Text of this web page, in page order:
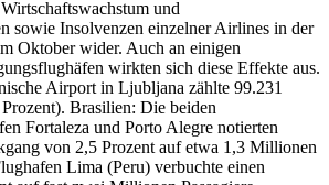
und
sowie Insolvenzen einzelner Airlines in der
Oktober wider. Auch an einigen
wirkten sich diese Effekte aus.
Airport in Ljubljana zählte 99.231
Brasilien: Die beiden
Fortaleza und Porto Alegre notierten
von 2,5 Prozent auf etwa 1,3 Millionen
Lima (Peru) verbuchte einen